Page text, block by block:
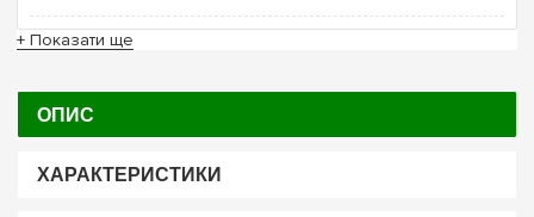
+ Показати ще
ОПИС
ХАРАКТЕРИСТИКИ